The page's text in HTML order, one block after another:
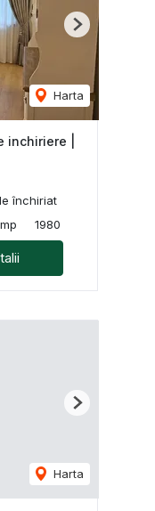
Harta
Next
inchiriere |
închiriat
1980
Harta
Next